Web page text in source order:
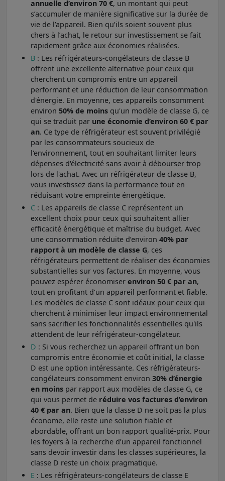
annuelle d’environ 70 €, un montant qui peut
s’accumuler de manière significative sur la durée de
vie de l’appareil. Bien qu’ils soient souvent plus
chers à l’achat, le retour sur investissement se fait
rapidement grâce aux économies réalisées.
B : Les réfrigérateurs-congélateurs de classe B
offrent une excellente alternative pour ceux qui
cherchent un compromis entre un appareil
performant et une réduction de leur consommation
d'énergie. En moyenne, ces appareils consomment
environ 50% de moins qu'un modèle de classe G, ce
qui se traduit par une économie d’environ 60 € par
an. Ce type de réfrigérateur est souvent privilégié
par les consommateurs soucieux de
l'environnement, tout en souhaitant limiter leurs
dépenses d'électricité sans avoir à débourser trop
lors de l'achat. Avec un réfrigérateur de classe B,
vous investissez dans la performance tout en
réduisant votre empreinte énergétique.
C : Les appareils de classe C représentent un
excellent choix pour ceux qui souhaitent allier
efficacité énergétique et maîtrise du budget. Avec
une consommation réduite d’environ 40% par
rapport à un modèle de classe G, ces
réfrigérateurs permettent de réaliser des économies
substantielles sur vos factures. En moyenne, vous
pouvez espérer économiser environ 50 € par an,
tout en profitant d’un appareil performant et fiable.
Les modèles de classe C sont idéaux pour ceux qui
cherchent à minimiser leur impact environnemental
sans sacrifier les fonctionnalités essentielles qu'ils
attendent de leur réfrigérateur-congélateur.
D : Si vous recherchez un appareil offrant un bon
compromis entre économie et coût initial, la classe
D est une option intéressante. Ces réfrigérateurs-
congélateurs consomment environ 30% d’énergie
en moins par rapport aux modèles de classe G, ce
qui vous permet de réduire vos factures d’environ
40 € par an. Bien que la classe D ne soit pas la plus
économe, elle reste une solution fiable et
abordable, offrant un bon rapport qualité-prix. Pour
les foyers à la recherche d’un appareil fonctionnel
sans devoir investir dans les classes supérieures, la
classe D reste un choix pragmatique.
E : Les réfrigérateurs-congélateurs de classe E